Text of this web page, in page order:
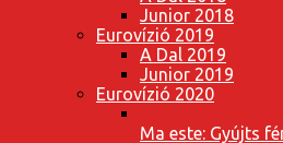
Junior 2018
Eurovízió 2019
A Dal 2019
Junior 2019
Eurovízió 2020
Ma este: Gyújts